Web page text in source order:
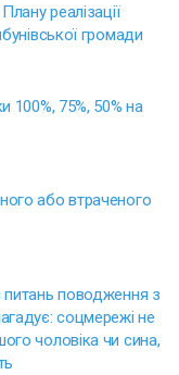
реалізації
громади
100%, 75%, 50% на
або втраченого
поводження з
соцмережі не
чоловіка чи сина,